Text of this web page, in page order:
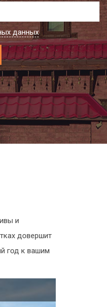
данных
и
довершит
год к вашим